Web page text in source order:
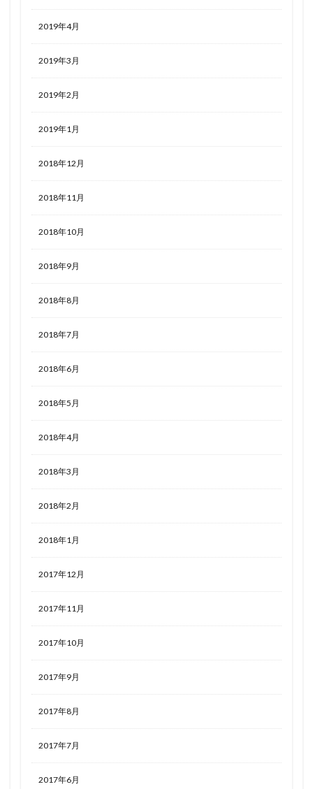
2019年4月
2019年3月
2019年2月
2019年1月
2018年12月
2018年11月
2018年10月
2018年9月
2018年8月
2018年7月
2018年6月
2018年5月
2018年4月
2018年3月
2018年2月
2018年1月
2017年12月
2017年11月
2017年10月
2017年9月
2017年8月
2017年7月
2017年6月